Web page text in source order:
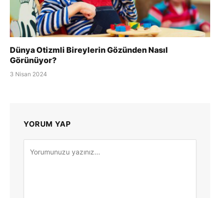
Dünya Otizmli Bireylerin Gözünden Nasıl
Görünüyor?
3 Nisan 2024
YORUM YAP